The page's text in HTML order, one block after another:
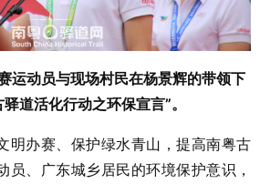
运动员与现场村民在杨景辉的带领下
道活化行动之环保宣言”。
办赛、保护绿水青山，提高南粤古
员、广东城乡居民的环境保护意识，